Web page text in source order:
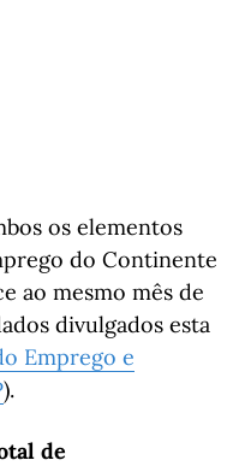
os elementos
do Continente
ao mesmo mês de
divulgados esta
Emprego e
).
de